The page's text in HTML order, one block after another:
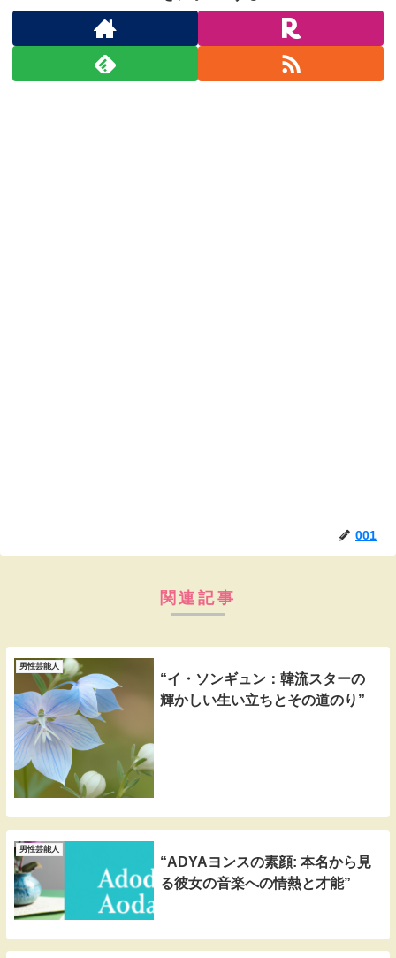
001
関連記事
男性芸能人
“イ・ソンギュン：韓流スターの
輝かしい生い立ちとその道のり”
男性芸能人
“ADYAヨンスの素顔: 本名から見
る彼女の音楽への情熱と才能”